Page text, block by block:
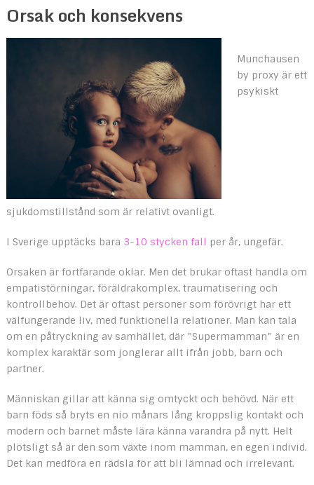
Orsak och konsekvens
Munchausen
by proxy är ett
psykiskt
sjukdomstillstånd som är relativt ovanligt.
I Sverige upptäcks bara 3-10 stycken fall per år, ungefär.
Orsaken är fortfarande oklar. Men det brukar oftast handla om
empatistörningar, föräldrakomplex, traumatisering och
kontrollbehov. Det är oftast personer som förövrigt har ett
välfungerande liv, med funktionella relationer. Man kan tala
om en påtryckning av samhället, där ”Supermamman” är en
komplex karaktär som jonglerar allt ifrån jobb, barn och
partner.
Människan gillar att känna sig omtyckt och behövd. När ett
barn föds så bryts en nio månars lång kroppslig kontakt och
modern och barnet måste lära känna varandra på nytt. Helt
plötsligt så är den som växte inom mamman, en egen individ.
Det kan medföra en rädsla för att bli lämnad och irrelevant.